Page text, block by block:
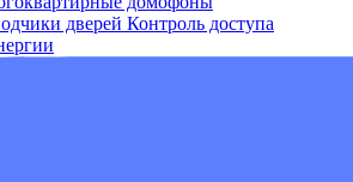
дверей Контроль доступа